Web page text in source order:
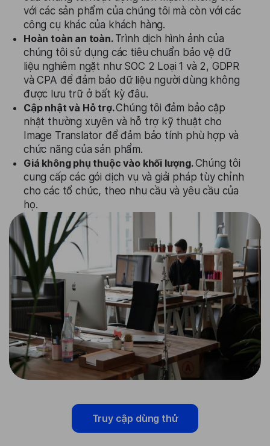
với các sản phẩm của chúng tôi mà còn với các
công cụ khác của khách hàng.
Hoàn toàn an toàn. Trình dịch hình ảnh của
chúng tôi sử dụng các tiêu chuẩn bảo vệ dữ
liệu nghiêm ngặt như SOC 2 Loại 1 và 2, GDPR
và CPA để đảm bảo dữ liệu người dùng không
được lưu trữ ở bất kỳ đâu.
Cập nhật và Hỗ trợ.Chúng tôi đảm bảo cập
nhật thường xuyên và hỗ trợ kỹ thuật cho
Image Translator để đảm bảo tính phù hợp và
chức năng của sản phẩm.
Giá không phụ thuộc vào khối lượng.Chúng tôi
cung cấp các gói dịch vụ và giải pháp tùy chỉnh
cho các tổ chức, theo nhu cầu và yêu cầu của
họ.
Truy cập dùng thử